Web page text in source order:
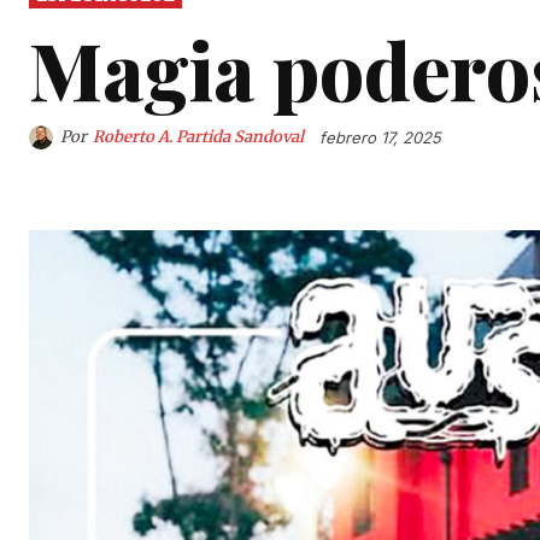
Magia
Por Roberto A. Partida Sandoval febrero 17, 2025